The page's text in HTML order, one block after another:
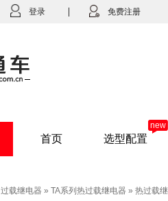
登录 免费注册
首页 选型配置
new
过载继电器 » TA系列热过载继电器 » 热过载